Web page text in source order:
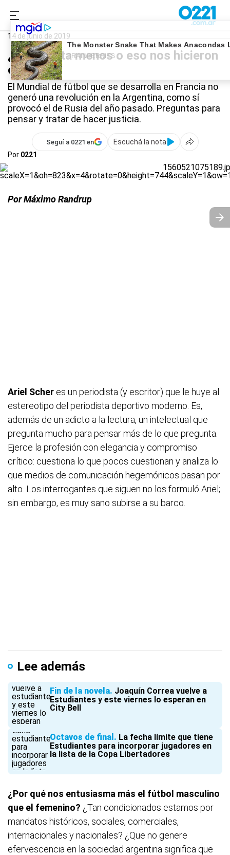
0221.com.ar
14 de junio de 2019
¿Nos gusta menos o eso nos hicieron
creer?
El Mundial de fútbol que se desarrolla en Francia no
generó una revolución en la Argentina, como sí
provocó el de Rusia del año pasado. Preguntas para
pensar y tratar de hacer justicia.
Seguí a 0221 en
Escuchá la nota
Por 0221
Por Máximo Randrup
Ariel Scher es un periodista (y escritor) que le huye al
estereotipo del periodista deportivo moderno. Es,
además de un adicto a la lectura, un intelectual que
pregunta mucho para pensar más de lo que pregunta.
Ejerce la profesión con elegancia y compromiso
crítico: cuestiona lo que pocos cuestionan y analiza lo
que medios de comunicación hegemónicos pasan por
alto. Los interrogantes que siguen no los formuló Ariel;
sin embargo, es muy sano subirse a su barco.
Lee además
Fin de la novela Joaquín Correa vuelve a
Estudiantes y este viernes lo esperan en
City Bell
Octavos de final
La fecha límite que tiene
Estudiantes para incorporar jugadores en
la lista de la Copa Libertadores
¿Por qué nos entusiasma más el fútbol masculino
que el femenino? ¿Tan condicionados estamos por
mandatos históricos, sociales, comerciales,
internacionales y nacionales? ¿Que no genere
efervescencia en la sociedad argentina significa que